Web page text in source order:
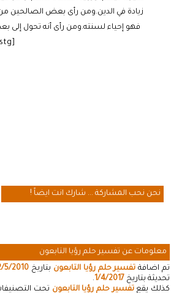
زيادة في الدين.ومن رأى بعض الصالحين من
فهو إحياء لسنته.ومن رأى أنه تحول إلى
[cmamad id=”20641″ align=”floatleft” tabid=”20643″ mobid=”20643″ stg=””]
نحن نحب المشاركة ... شارك انت ايضاً !
معلومات عن تفسير حلم رؤيا التابعون
تم اضافة تفسير حلم رؤيا التابعون بتاريخ 5/2010
تحديثة بتاريخ 1/4/2017
.
كذلك يقعتفسير حلم رؤيا التابعون تحت التصنيفات